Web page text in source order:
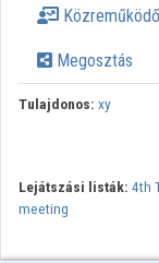
Intézmények
Közreműködők
Megosztás
Tulajdonos: xy
Lejátszási listák: 4th
meeting